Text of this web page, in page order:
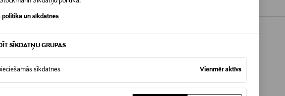
politika un sīkdatnes
SĪKDATŅU GRUPAS
sīkdatnes Vienmēr aktīvs
saņemšanas brīža. Atgriešana ir bezmaksas, un par to nav jāpaziņo iepriekš.
preces, ja to zīmogs ir atvērts. Aizzīmogotiem kosmētikas un dabiskiem